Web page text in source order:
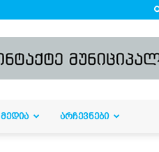
ᲛᲔᲓᲘᲐ ᲐᲠᲩᲔᲕᲜᲔᲑᲘ